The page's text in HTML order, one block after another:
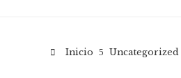
Inicio Uncategorized